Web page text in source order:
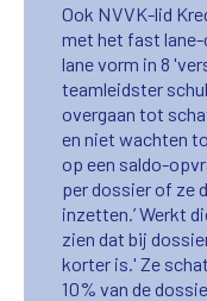
Ook NVVK-lid
met het fast
lane vorm in 8
teamleidster
overgaan tot
en niet wachten
op een saldo-
per dossier of ze
inzetten.’Werkt
zien dat bij
korter is.' Ze
10% van de